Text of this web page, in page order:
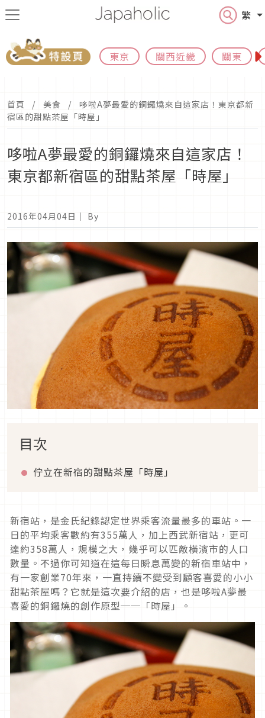
繁
東京 關西近畿 關東
首頁 美食
哆啦A夢最愛的銅鑼燒來自這家店！東京都新
宿區的甜點茶屋「時屋」
哆啦A夢最愛的銅鑼燒來自這家店！
東京都新宿區的甜點茶屋「時屋」
2016年04月04日 ｜ By
目次
佇立在新宿的甜點茶屋「時屋」
新宿站，是金氏紀錄認定世界乘客流量最多的車站。一
日的平均乘客數約有355萬人，加上西武新宿站，更可
達約358萬人，規模之大，幾乎可以匹敵橫濱市的人口
數量。不過你可知道在這每日瞬息萬變的新宿車站中，
有一家創業70年來，一直持續不變受到顧客喜愛的小小
甜點茶屋嗎？它就是這次要介紹的店，也是哆啦A夢最
喜愛的銅鑼燒的創作原型──「時屋」。